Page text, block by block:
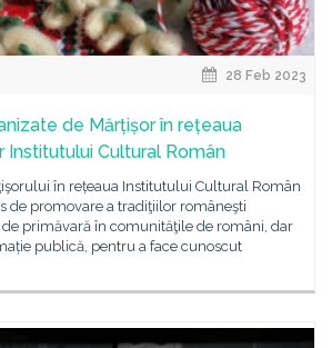
28 Feb 2023
de Mărțișor în rețeaua
Cultural Român
în rețeaua Institutului Cultural Român
de promovare a tradiţiilor româneşti
primăvară în comunităţile de români, dar
publică, pentru a face cunoscut